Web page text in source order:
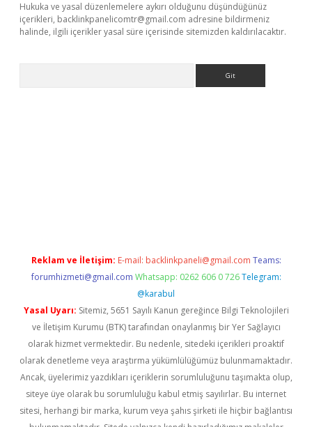
Hukuka ve yasal düzenlemelere aykırı olduğunu düşündüğünüz
içerikleri, backlinkpanelicomtr@gmail.com adresine bildirmeniz
halinde, ilgili içerikler yasal süre içerisinde sitemizden kaldırılacaktır.
Reklam ve İletişim: E-mail: backlinkpaneli@gmail.com Teams:
forumhizmeti@gmail.com Whatsapp: 0262 606 0 726 Telegram:
@karabul
Yasal Uyarı: Sitemiz, 5651 Sayılı Kanun gereğince Bilgi Teknolojileri
ve İletişim Kurumu (BTK) tarafından onaylanmış bir Yer Sağlayıcı
olarak hizmet vermektedir. Bu nedenle, sitedeki içerikleri proaktif
olarak denetleme veya araştırma yükümlülüğümüz bulunmamaktadır.
Ancak, üyelerimiz yazdıkları içeriklerin sorumluluğunu taşımakta olup,
siteye üye olarak bu sorumluluğu kabul etmiş sayılırlar. Bu internet
sitesi, herhangi bir marka, kurum veya şahıs şirketi ile hiçbir bağlantısı